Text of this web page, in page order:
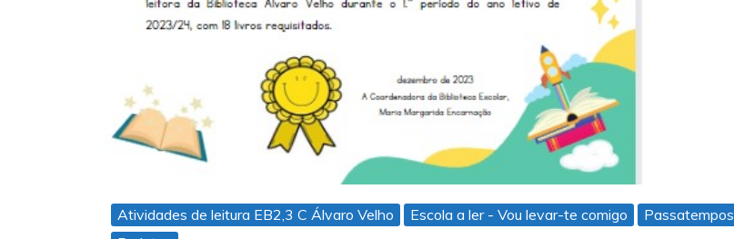
Atividades de leitura EB2,3 C Álvaro Velho Escola a ler - Vou levar-te comigo
Passatempos